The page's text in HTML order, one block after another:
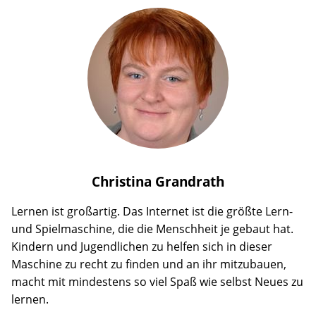
Christina Grandrath
Lernen ist großartig. Das Internet ist die größte Lern-
und Spielmaschine, die die Menschheit je gebaut hat.
Kindern und Jugendlichen zu helfen sich in dieser
Maschine zu recht zu finden und an ihr mitzubauen,
macht mit mindestens so viel Spaß wie selbst Neues zu
lernen.